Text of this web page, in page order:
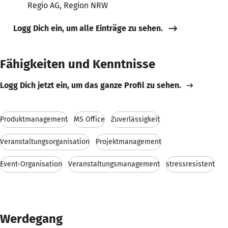
Regio AG, Region NRW
Logg Dich ein, um alle Einträge zu sehen.
Fähigkeiten und Kenntnisse
Logg Dich jetzt ein, um das ganze Profil zu sehen.
Produktmanagement MS Office Zuverlässigkeit
Veranstaltungsorganisation Projektmanagement
Event-Organisation Veranstaltungsmanagement stressresistent
Werdegang